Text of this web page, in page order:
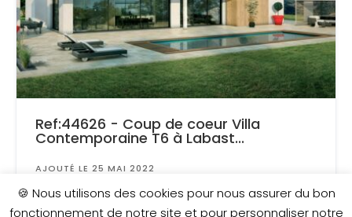
Ref:44626 - Coup de coeur Villa
Contemporaine T6 à Labast...
AJOUTÉ LE 25 MAI 2022
Surface: 2 000 m²
🍪 Nous utilisons des cookies pour nous assurer du bon
fonctionnement de notre site et pour personnaliser notre